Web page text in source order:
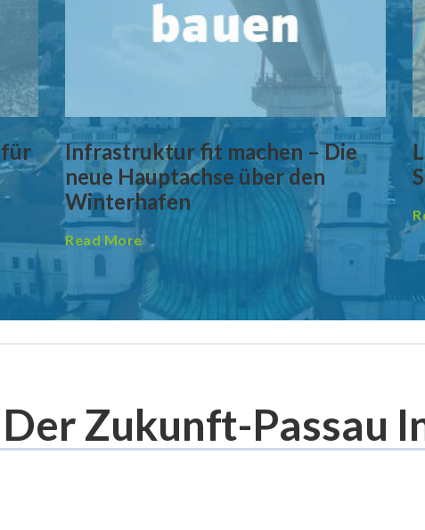
für
Infrastruktur fit machen – Die
neue Hauptachse über den
Winterhafen
Read More
Zukunft-Passau